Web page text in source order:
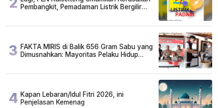
Pembangkit, Pemadaman Listrik Bergilir
3 FAKTA MIRIS di Balik 656 Gram Sabu yang
Dimusnahkan: Mayoritas Pelaku Hidup
4 Kapan Lebaran/Idul Fitri 2026, ini
Penjelasan Kemenag